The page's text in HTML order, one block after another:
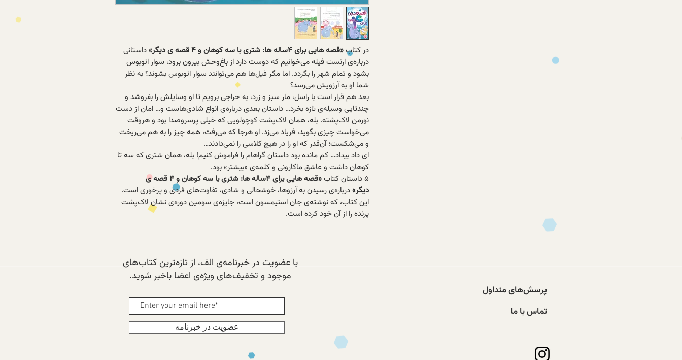
در کتاب«قصه هایی برای ۴ساله ها: شتری با سه کوهان و ۴ قصه ی دیگر»
داستانی
درباره‌ی ارنست ‌فیله می‌خوانیم که دوست دارد از باغ‌وحش بیرون برود، سوار اتوبوس
بشود و تمام شهر را بگردد. اما مگر فیل‌ها هم می‌توانند سوار اتوبوس بشوند؟ به نظر
شما او به آرزویش می‌رسد؟
بعد هم قرار است با راسل، مار سبز و زرد، به حراجی برویم تا او وسایلش را بفروشد و
چندتایی وسیله‌ی تازه بخرد… داستان بعدی درباره‌ی انواع شادی‌هاست و… امان از دست
نورمن لاک‌پشته. بله، همان لاک‌پشت‌ کوچولویی که خیلی پرسروصدا بود و هروقت
می‌خواست چیزی بگوید، فریاد می‌زد. او هرجا که می‌رفت، همه چیز را به هم می‌ریخت
و می‌شکست؛ آن‌قدر که او را در هیچ کلاسی را نمی‌دادند…
ای داد بیداد… کم مانده بود داستان گراهام را فراموش کنیم! بله، همان شتری که سه‌ تا
کوهان داشت و عاشق ماکارونی و کلمه‌ی «بیشتر» بود.
۵ داستان‌ کتاب
«قصه هایی برای ۴ساله ها: شتری با سه کوهان و ۴ قصه ی
دیگر»درباره‌ی رسیدن به آرزوها، خوشحالی و شادی، تفاوت‌های فردی و پرخوری است.
این کتاب، که نوشته‌ی جان استیمسون است، جایزه‌ی سومین دوره‌ی نشان لاک‌پشت
پرنده را از آن خود کرده است.
با عضویت در خبرنامه‌ی الف، از تازه‌ترین کتاب‌های
موجود و تخفیف‌های ویژه‌ی اعضا باخبر شوید.
عضویت در خبرنامه
پرسش‌های متداول
تماس با ما